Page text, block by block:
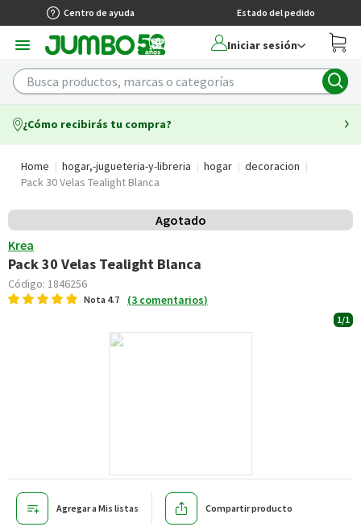
Centro de ayuda Estado del pedido
Iniciar sesión
¿Cómo recibirás tu compra?
Home hogar,-jugueteria-y-libreria hogar
decoracion
Pack 30 Velas Tealight Blanca
Agotado
Krea
Pack 30 Velas Tealight Blanca
Código: 1846256
Nota 4.7 (3 comentarios)
1/1
Agregar a Mis listas Compartir producto